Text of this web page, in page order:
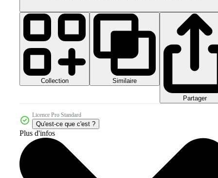
Collection Similaire
Partager
Licence Pro Standard
Qu'est-ce que c'est ?
Plus d'infos